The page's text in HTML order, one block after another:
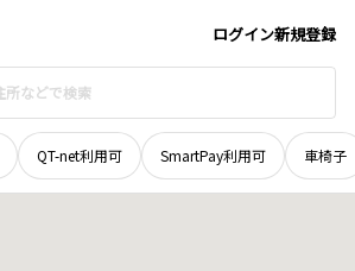
ログイン新規登録
QT-net利用可 SmartPay利用可 車椅子